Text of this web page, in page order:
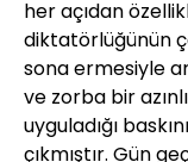
her açıdan
diktatörlüğünün
sona ermesiyle
ve zorba bir
uyguladığı
çıkmıştır. Gün